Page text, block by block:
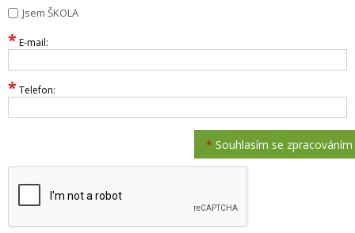
Jsem ŠKOLA
*E-mail:
*Telefon:
* Souhlasím se